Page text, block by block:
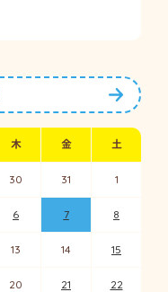
次の月
木 金 土
30 31 1
6 7 8
13 14 15
20 21 22